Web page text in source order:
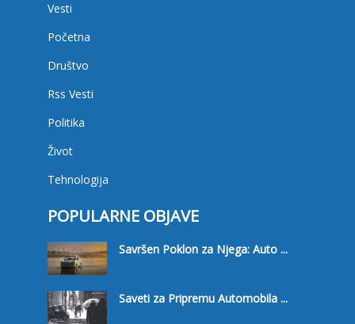
Vesti
Početna
Društvo
Rss Vesti
Politika
Život
Tehnologija
POPULARNE OBJAVE
Savršen Poklon za Njega: Auto ...
Saveti za Pripremu Automobila ...